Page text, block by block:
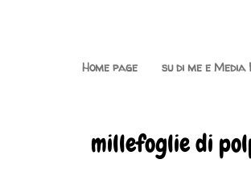
Home page su di me e Media
millefoglie di